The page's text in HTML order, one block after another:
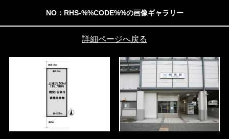
NO：RHS-%%CODE%%の画像ギャラリー
詳細ページへ戻る